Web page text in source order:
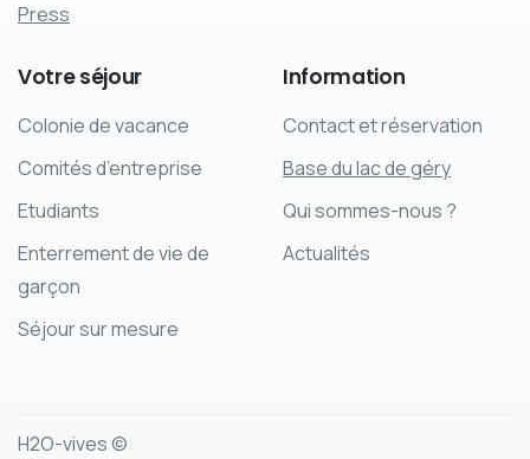
Press
Votreséjour
Colonie de vacance
Comités d’entreprise
Etudiants
Enterrement de vie de
garçon
Séjour sur mesure
Information
Contact et réservation
Base du lac de géry
Qui sommes-nous ?
Actualités
H2O-vives ©